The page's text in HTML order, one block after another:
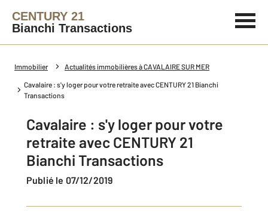
CENTURY 21
Bianchi Transactions
Immobilier Actualités immobilières à CAVALAIRE SUR MER
Cavalaire : s'y loger pour votre retraite avec CENTURY 21 Bianchi
Transactions
Cavalaire : s'y loger pour votre
retraite avec CENTURY 21
Bianchi Transactions
Publié le 07/12/2019